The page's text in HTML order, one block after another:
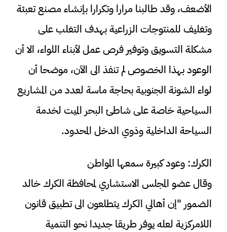
الأضعف، وقد طالبنا مرارا وتكرارا بإنشاء مصنع تعبئة
وتغليف للمنتوجات الزراعية بهدف التغلب على
مشكلة التسويق وتوفير فرص عمل لأبناء اللواء، الا أن
الوعود بهذا الخصوص لم تنفذ الى الآن، موضحا أن
لواء الشونة الجنوبية بحاجة ماسة لعدد من المشاريع
السياحية خاصة على شاطئ البحر الميت لخدمة
السياحة الداخلية وذوي الدخل المحدود.
الكرك: وعود كبيرة سمعها المواطن
وقال عضو المجلس الاستشاري لمحافظة الكرك خالد
الضمور "إن أهالي الكرك يتطلعون الى تطبيق قانون
اللامركزية لعله يوفر طريقا جديدا نحو التنمية